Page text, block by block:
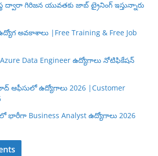
ద్వారా గిరిజన యువతకు జాబ్ ట్రైనింగ్ ఇస్తున్నారు
అవకాశాలు |Free Training & Free Job
Data Engineer ఉద్యోగాలు నోటిఫికేషన్
ఆఫీసులో ఉద్యోగాలు 2026 |Customer
భారీగా Business Analyst ఉద్యోగాలు 2026